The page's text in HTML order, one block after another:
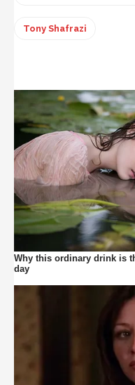
Tony Shafrazi